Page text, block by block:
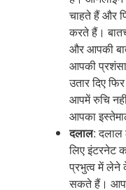
चाहते हैं और
करते हैं।
और आपकी
आपकी
उतार दिए
आपमें रुचि
आपका
दलाल: दलाल
लिए इंटरनेट
प्रभुत्व में लेने
सकते हैं।